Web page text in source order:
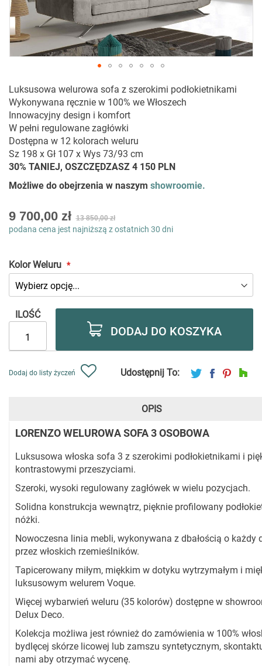
na
początek
galerii
Luksusowa welurowa sofa z szerokimi podłokietnikami
Wykonywana ręcznie w 100% we Włoszech
Innowacyjny design i komfort
W pełni regulowane zagłówki
Dostępna w 12 kolorach weluru
Sz 198 x Gł 107 x Wys 73/93 cm
30% TANIEJ, OSZCZĘDZASZ 4 150 PLN
Możliwe do obejrzenia w naszym showroomie.
As
low
9 700,00 zł 13 850,00 zł
podana cena jest najniższą z ostatnich 30 dni
Kolor Weluru
ILOŚĆ
DODAJ DO KOSZYKA
Dodaj do listy życzeń Udostępnij To:
OPIS
LORENZO WELUROWA SOFA 3 OSOBOWA
Luksusowa włoska sofa 3 z szerokimi podłokietnikami i
kontrastowymi przeszyciami.
Szeroki, wysoki regulowany zagłówek w wielu pozycjach.
Solidna konstrukcja wewnątrz, pięknie profilowany
nóżki.
Nowoczesna linia mebli, wykonywana z dbałością o każdy
przez włoskich rzemieślników.
Tapicerowany miłym, miękkim w dotyku wytrzymałym i
luksusowym welurem Voque.
Więcej wybarwień weluru (35 kolorów) dostępne w
Delux Deco.
Kolekcja możliwa jest również do zamówienia w 100%
bydlęcej skórze licowej lub zamszu syntetycznym,
nami aby otrzymać wycenę.